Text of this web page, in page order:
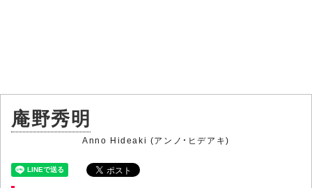
庵野秀明
Anno Hideaki (アンノ・ヒデアキ)